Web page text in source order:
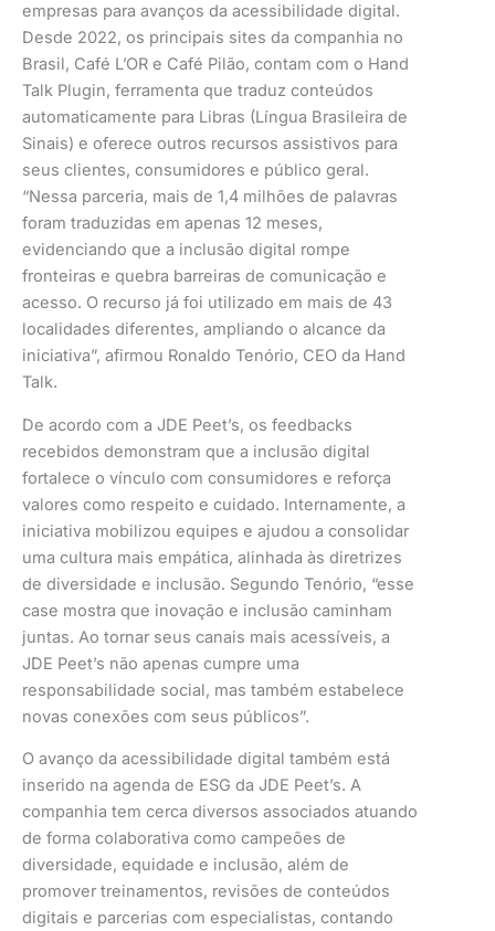
empresas para avanços da acessibilidade digital.
Desde 2022, os principais sites da companhia no
Brasil, Café L’OR e Café Pilão, contam com o Hand
Talk Plugin, ferramenta que traduz conteúdos
automaticamente para Libras (Língua Brasileira de
Sinais) e oferece outros recursos assistivos para
seus clientes, consumidores e público geral.
“Nessa parceria, mais de 1,4 milhões de palavras
foram traduzidas em apenas 12 meses,
evidenciando que a inclusão digital rompe
fronteiras e quebra barreiras de comunicação e
acesso. O recurso já foi utilizado em mais de 43
localidades diferentes, ampliando o alcance da
iniciativa”, afirmou Ronaldo Tenório, CEO da Hand
Talk.
De acordo com a JDE Peet’s, os feedbacks
recebidos demonstram que a inclusão digital
fortalece o vínculo com consumidores e reforça
valores como respeito e cuidado. Internamente, a
iniciativa mobilizou equipes e ajudou a consolidar
uma cultura mais empática, alinhada às diretrizes
de diversidade e inclusão. Segundo Tenório, “esse
case mostra que inovação e inclusão caminham
juntas. Ao tornar seus canais mais acessíveis, a
JDE Peet’s não apenas cumpre uma
responsabilidade social, mas também estabelece
novas conexões com seus públicos”.
O avanço da acessibilidade digital também está
inserido na agenda de ESG da JDE Peet’s. A
companhia tem cerca diversos associados atuando
de forma colaborativa como campeões de
diversidade, equidade e inclusão, além de
promover treinamentos, revisões de conteúdos
digitais e parcerias com especialistas, contando